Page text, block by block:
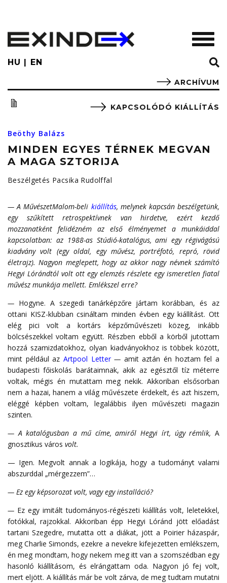
main
content
HU EN
ARCHÍVUM
KAPCSOLÓDÓ KIÁLLÍTÁS
Beöthy Balázs
MINDEN EGYES TÉRNEK MEGVAN
A MAGA SZTORIJA
Beszélgetés Pacsika Rudolffal
— A MűvészetMalom-beli kiállítás, melynek kapcsán beszélgetünk,
egy szűkített retrospektívnek van hirdetve, ezért kezdő
mozzanatként felidézném az első élményemet a munkáiddal
kapcsolatban: az 1988-as Stúdió-katalógus, ami egy régivágású
kiadvány volt (egy oldal, egy művész, portréfotó, repró, rövid
életrajz). Nagyon meglepett, hogy az akkor nagy névnek számító
Hegyi Lórándtól volt ott egy elemzés részlete egy ismeretlen fiatal
művész munkája mellett. Emlékszel erre?
— Hogyne. A szegedi tanárképzőre jártam korábban, és az
ottani KISZ-klubban csináltam minden évben egy kiállítást. Ott
elég pici volt a kortárs képzőművészeti közeg, inkább
bölcsészekkel voltam együtt. Részben ebből a körből jutottam
hozzá szamizdatokhoz, olyan kiadványokhoz is többek között,
mint például az Artpool Letter — amit aztán én hoztam fel a
budapesti főiskolás barátaimnak, akik az egésztől tíz méterre
voltak, mégis én mutattam meg nekik. Akkoriban elsősorban
nem a hazai, hanem a világ művészete érdekelt, és azt hiszem,
eléggé képben voltam, legalábbis ilyen művészeti magazin
szinten.
— A katalógusban a mű címe, amiről Hegyi írt, úgy rémlik, A
gnosztikus város volt.
— Igen. Megvolt annak a logikája, hogy a tudományt valami
abszurddal „mérgezzem”…
— Ez egy képsorozat volt, vagy egy installáció?
— Ez egy imitált tudományos-régészeti kiállítás volt, leletekkel,
fotókkal, rajzokkal. Akkoriban épp Hegyi Lóránd jött előadást
tartani Szegedre, mutatta ott a diákat, jött a Poirier házaspár,
meg Charlie Simonds, ezekre a nevekre kifejezetten emlékszem,
én meg mondtam, hogy nekem meg itt van a szomszédban egy
hasonló kiállításom, és elrángattam oda. Nagyon jó fej volt,
mert eljött. A kiállítás már be volt zárva, de meg tudtam mutatni